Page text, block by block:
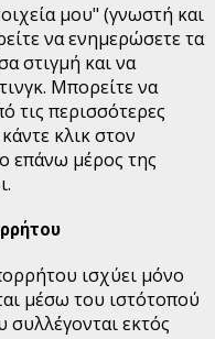
μου" (γνωστή και
να ενημερώσετε τα
στιγμή και να
Μπορείτε να
τις περισσότερες
κλικ στον
επάνω μέρος της
ισχύει μόνο
μέσω του ιστότοπού
συλλέγονται εκτός